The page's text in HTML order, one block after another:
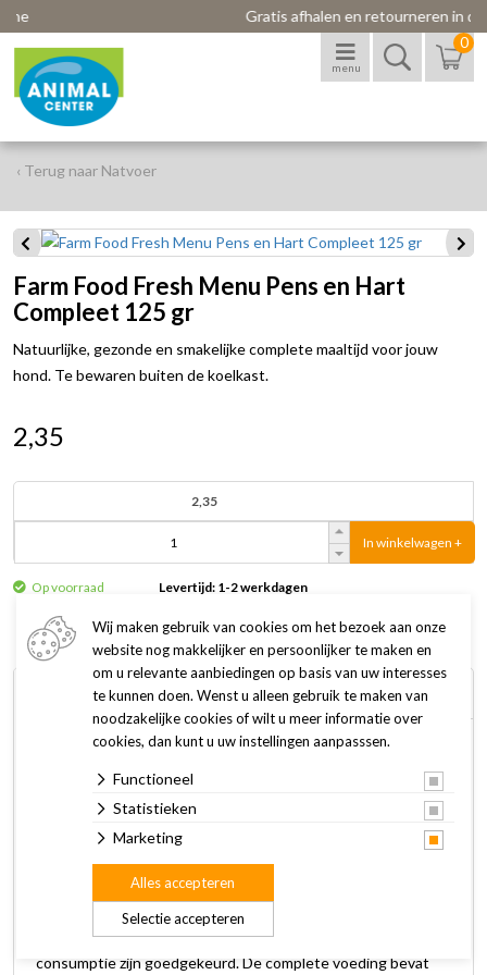
Gratis afhalen en retourneren in de winkel
menu
0
‹ Terug naar Natvoer
Farm Food Fresh Menu Pens en Hart
Compleet 125 gr
Natuurlijke, gezonde en smakelijke complete maaltijd voor jouw
hond. Te bewaren buiten de koelkast.
2,35
2,35
In winkelwagen +
Op voorraad Levertijd: 1-2 werkdagen
Omschrijving Specificaties
Farmfood Fresh Menu is een natuurlijke, gezonde en
smakelijke complete maaltijd voor jouw hond. Het is de
perfecte voeding die buiten de koelkast houdbaar is. Een
ideaal alternatief voor verse diepvriesvoeding voor honden.
Het Farmfood Fresh Menu is zachtgestoomd vers vlees,
geschikt voor alle honden van alle leeftijden. De dierlijke
ingrediënten komen van dieren die voor menselijke
consumptie zijn goedgekeurd. De complete voeding bevat
Wij maken gebruik van cookies om het bezoek aan onze
website nog makkelijker en persoonlijker te maken en
om u relevante aanbiedingen op basis van uw interesses
te kunnen doen. Wenst u alleen gebruik te maken van
noodzakelijke cookies of wilt u meer informatie over
cookies, dan kunt u uw instellingen aanpasssen.
Functioneel
Statistieken
Marketing
Selectie accepteren
Alles accepteren